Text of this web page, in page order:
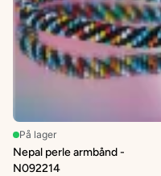
På lager
Nepal perle armbånd -
N092214